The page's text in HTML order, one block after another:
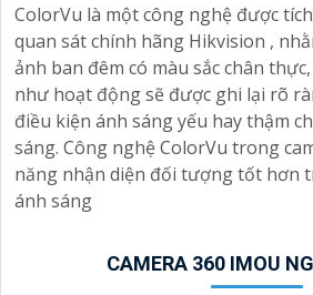
'
ColorVu là một công nghệ được
quan sát chính hãng Hikvision ,
ảnh ban đêm có màu sắc chân
như hoạt động sẽ được ghi lại rõ
điều kiện ánh sáng yếu hay thậm
sáng. Công nghệ ColorVu trong
năng nhận diện đối tượng tốt hơn
ánh sáng
CAMERA 360 IMOU